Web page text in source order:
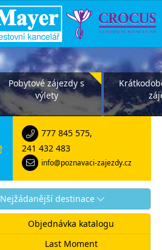
Pobytové zájezdy s
výlety
777 845 575,
241 432 483
info@poznavaci-zajezdy.cz
Nejžádanější destinace
Objednávka katalogu
Last Moment